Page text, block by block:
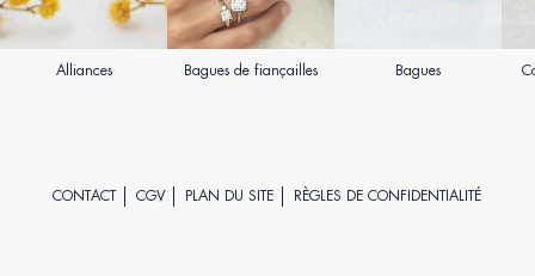
Alliances Bagues de fiançailles Bagues
CONTACT CGV PLAN DU SITE RÈGLES DE CONFIDENTIALITÉ